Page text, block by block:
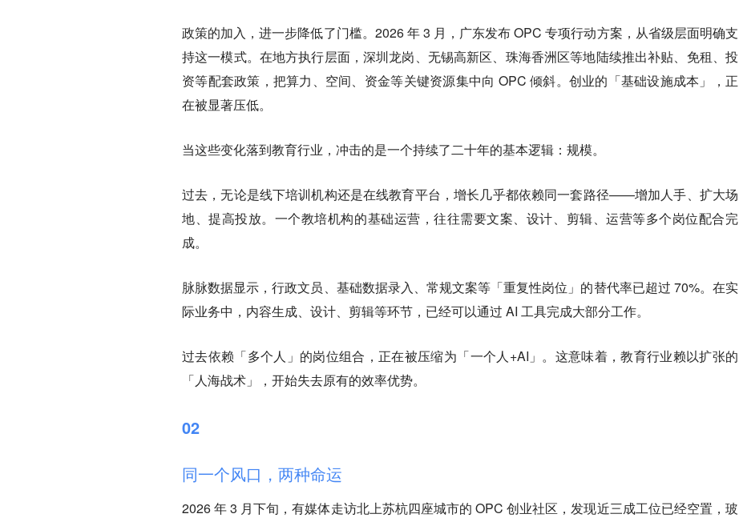
政策的加入，进一步降低了门槛。2026 年 3 月，广东发布 OPC 专项行动方案，从省级层面明确支
持这一模式。在地方执行层面，深圳龙岗、无锡高新区、珠海香洲区等地陆续推出补贴、免租、投
资等配套政策，把算力、空间、资金等关键资源集中向 OPC 倾斜。创业的「基础设施成本」，正
在被显著压低。
当这些变化落到教育行业，冲击的是一个持续了二十年的基本逻辑：规模。
过去，无论是线下培训机构还是在线教育平台，增长几乎都依赖同一套路径——增加人手、扩大场
地、提高投放。一个教培机构的基础运营，往往需要文案、设计、剪辑、运营等多个岗位配合完
成。
脉脉数据显示，行政文员、基础数据录入、常规文案等「重复性岗位」的替代率已超过 70%。在实
际业务中，内容生成、设计、剪辑等环节，已经可以通过 AI 工具完成大部分工作。
过去依赖「多个人」的岗位组合，正在被压缩为「一个人+AI」。这意味着，教育行业赖以扩张的
「人海战术」，开始失去原有的效率优势。
02
同一个风口，两种命运
2026 年 3 月下旬，有媒体走访北上苏杭四座城市的 OPC 创业社区，发现近三成工位已经空置，玻